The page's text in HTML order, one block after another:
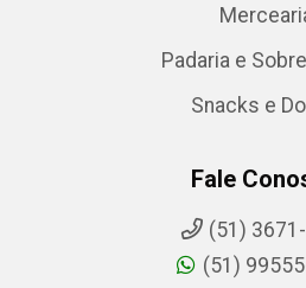
Padaria e
Snacks e
Fale
(51)
(51)